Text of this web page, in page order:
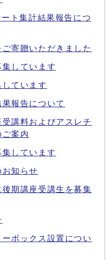
ト集計結果報告につ
寄贈いただきました
しています
ています
報告について
受講料およびアスレチ
案内
しています
知らせ
期講座受講生を募集
ボックス設置につい